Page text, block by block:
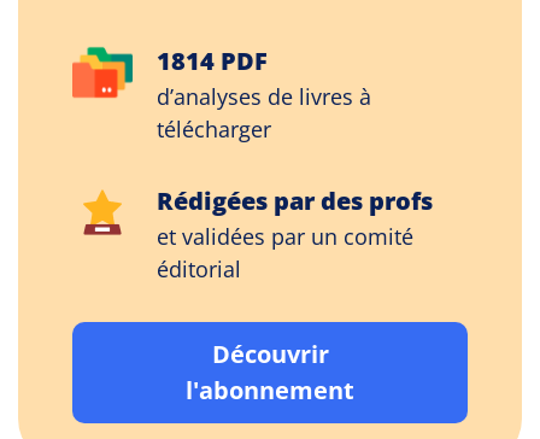
1814 PDF
d’analyses de livres à
télécharger
Rédigées par des profs
et validées par un comité
éditorial
Découvrir
l'abonnement